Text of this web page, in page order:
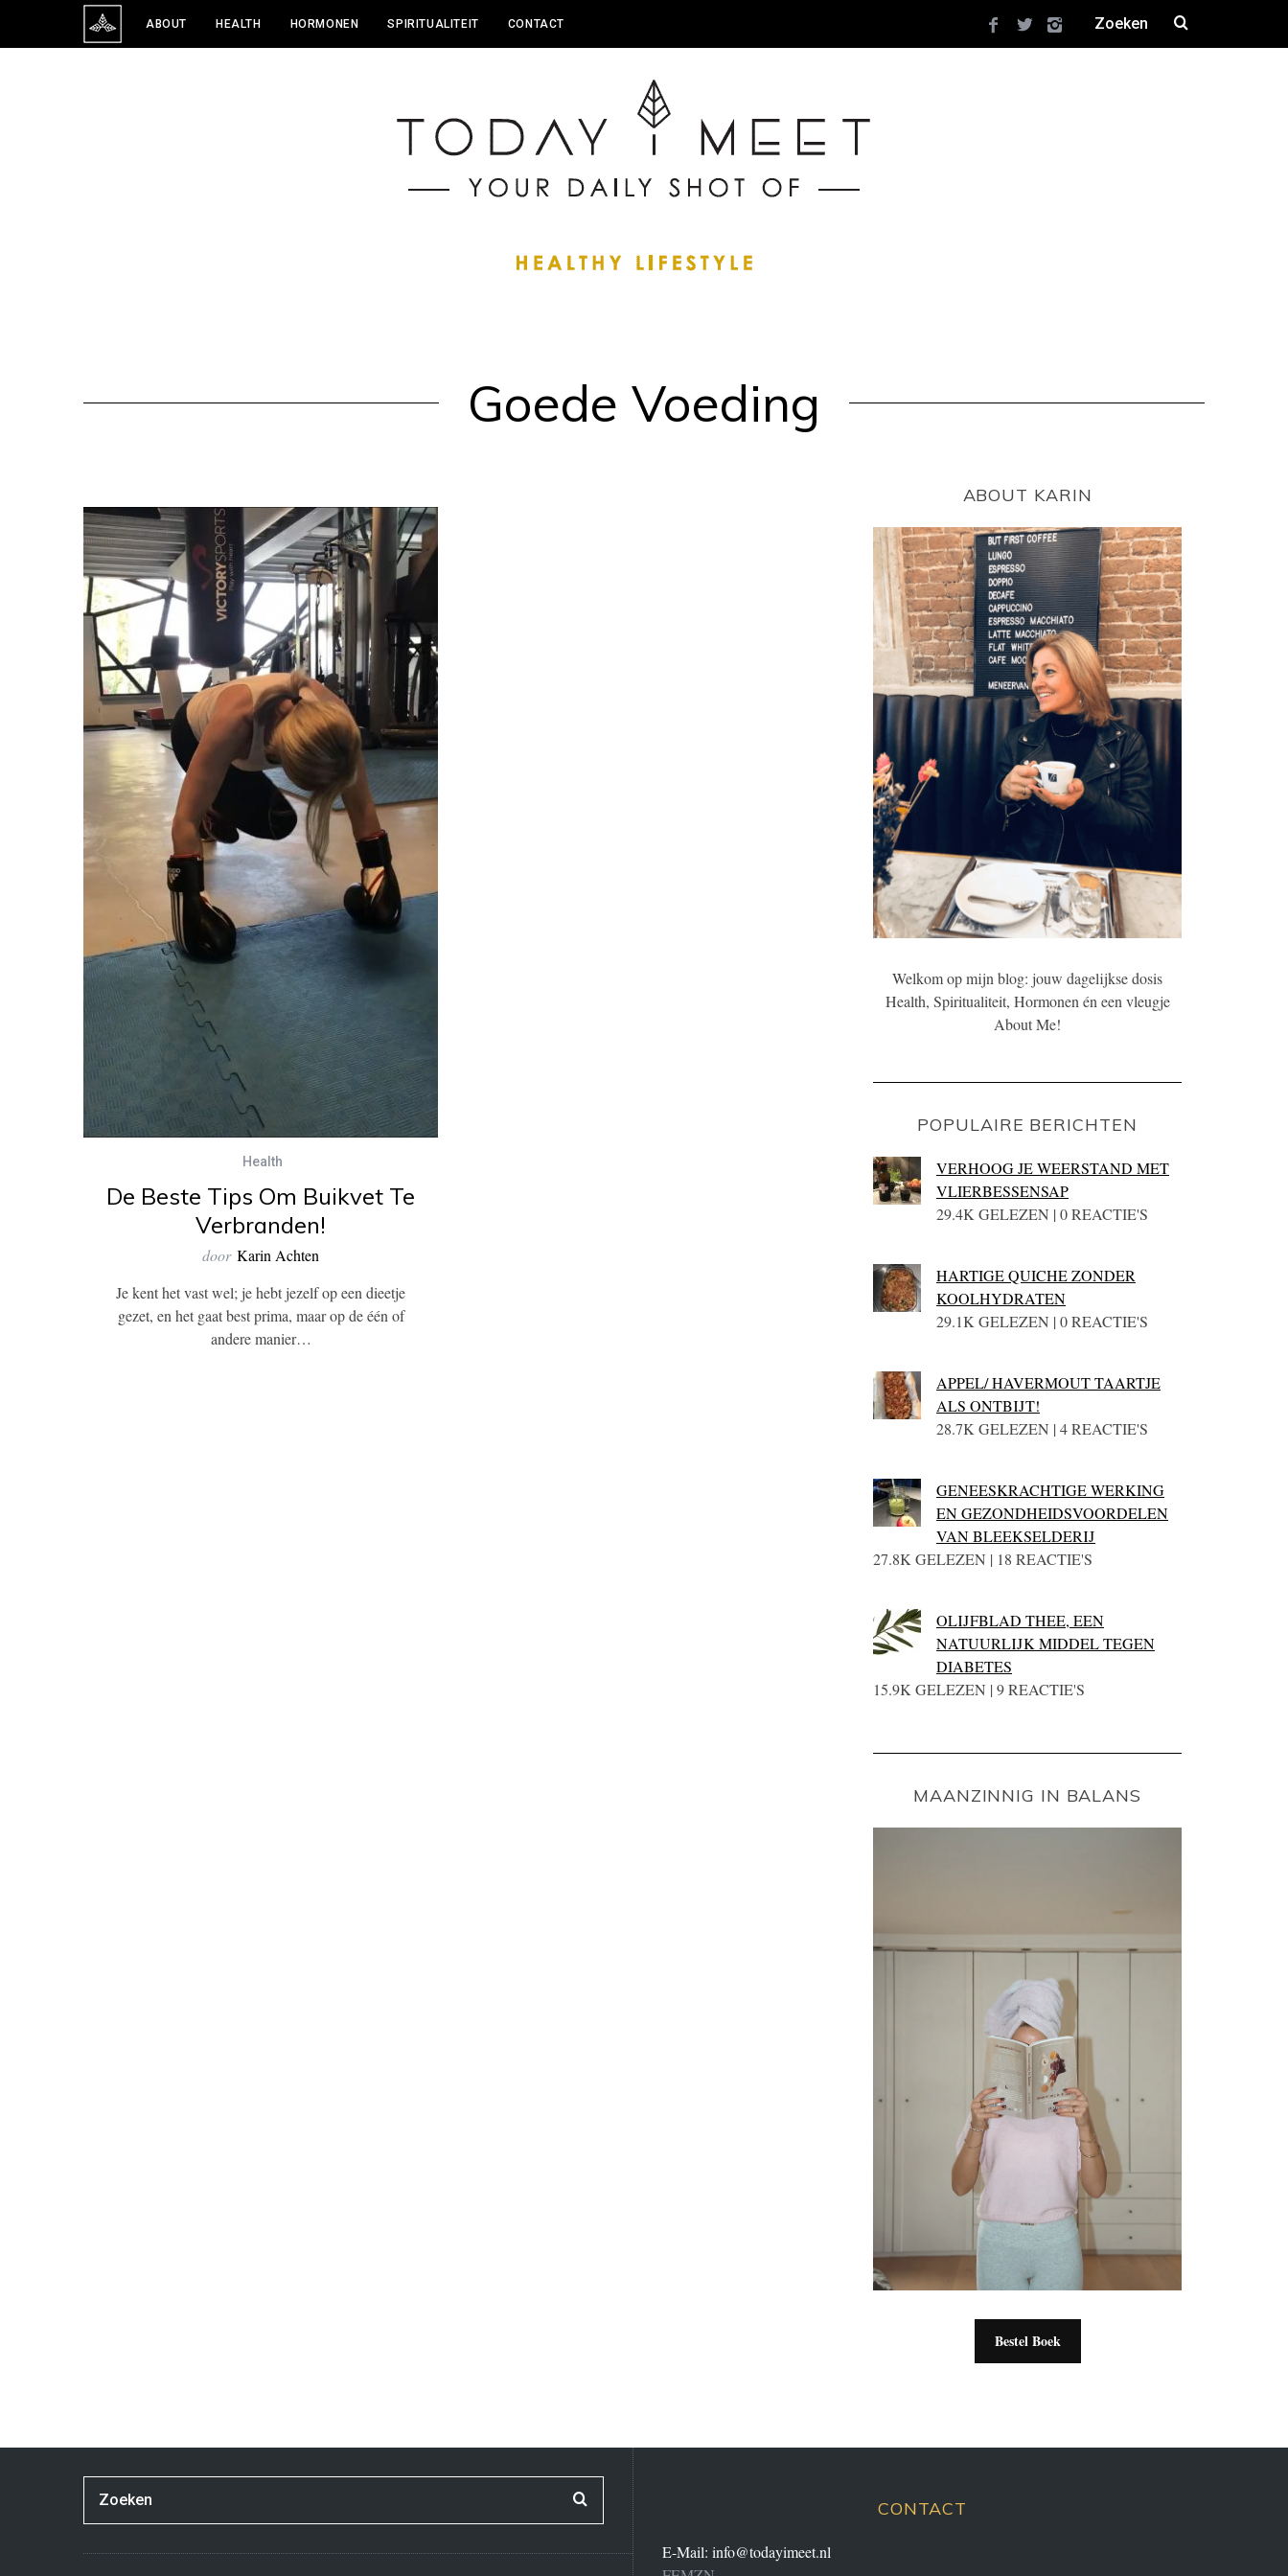
ABOUT HEALTH HORMONEN SPIRITUALITEIT CONTACT
Goede Voeding
Health
De Beste Tips Om Buikvet Te
Verbranden!
door Karin Achten
Je kent het vast wel; je hebt jezelf op een dieetje
gezet, en het gaat best prima, maar op de één of
andere manier…
ABOUT KARIN
Welkom op mijn blog: jouw dagelijkse dosis
Health, Spiritualiteit, Hormonen én een vleugje
About Me!
POPULAIRE BERICHTEN
VERHOOG JE WEERSTAND MET
VLIERBESSENSAP
29.4K GELEZEN | 0 REACTIE'S
HARTIGE QUICHE ZONDER
KOOLHYDRATEN
29.1K GELEZEN | 0 REACTIE'S
APPEL/ HAVERMOUT TAARTJE
ALS ONTBIJT!
28.7K GELEZEN | 4 REACTIE'S
GENEESKRACHTIGE WERKING
EN GEZONDHEIDSVOORDELEN
VAN BLEEKSELDERIJ
27.8K GELEZEN | 18 REACTIE'S
OLIJFBLAD THEE, EEN
NATUURLIJK MIDDEL TEGEN
DIABETES
15.9K GELEZEN | 9 REACTIE'S
MAANZINNIG IN BALANS
Bestel Boek
CONTACT
E-Mail:info@todayimeet.nl